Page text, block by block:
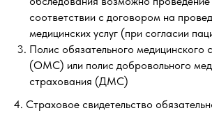
соответствии с договором на
медицинских услуг (при согласии
Полис обязательного медицинского
(ОМС) или полис добровольного
страхования (ДМС)
4. Страховое свидетельство